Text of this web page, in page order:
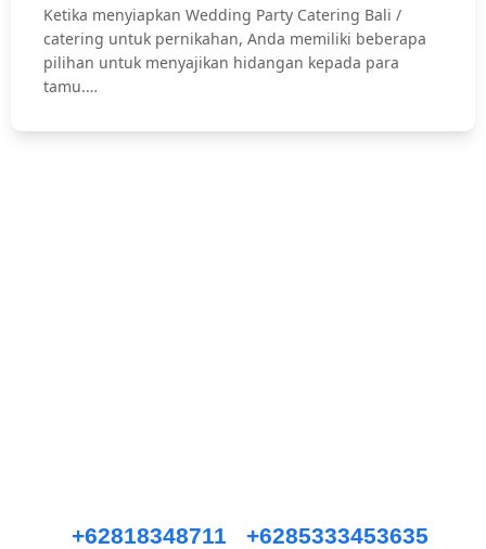
Ketika menyiapkan Wedding Party Catering Bali /
catering untuk pernikahan, Anda memiliki beberapa
pilihan untuk menyajikan hidangan kepada para
tamu.…
+62818348711 +6285333453635